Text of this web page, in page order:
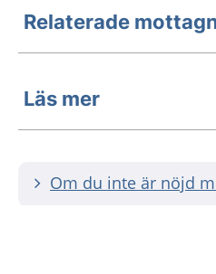
Relaterade
Läs mer
Om du inte är nöjd